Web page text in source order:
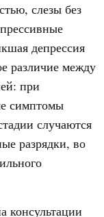
слезы без
депрессия
различие между
при
симптомы
случаются
разрядки, во
консультации